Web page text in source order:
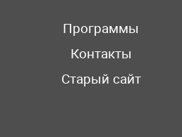
Программы
Контакты
Старый сайт